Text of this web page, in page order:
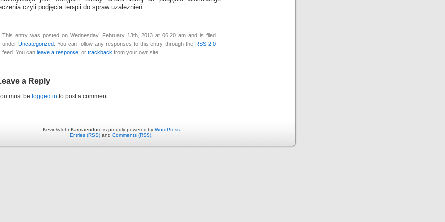
czyli podjęcia terapii do spraw uzależnień.
This entry was posted on Wednesday, February 13th, 2013 at 06:20 am and is filed
underUncategorized . You can follow any responses to this entry through the RSS 2.0
feed. You can leave a response , or trackback from your own site.
a Reply
must be logged in to post a comment.
Kevin&JohnKarmaenduro is proudly powered by WordPress
Entries (RSS) and Comments (RSS)